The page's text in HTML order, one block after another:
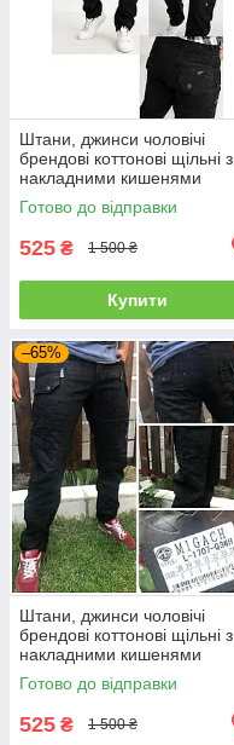
Штани, джинси чоловічі
брендові коттонові щільні з
накладними кишенями
"карго" MIGACH, Туреччина
Готово до відправки
525 ₴ 1 500 ₴
Купити
–65%
Штани, джинси чоловічі
брендові коттонові щільні з
накладними кишенями
"карго" MIGACH, Туреччина
Готово до відправки
525 ₴ 1 500 ₴